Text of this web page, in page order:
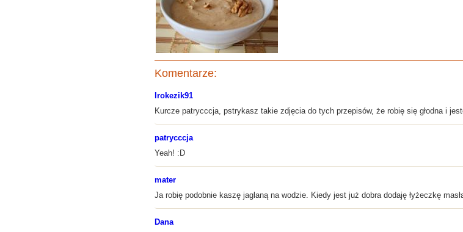
Komentarze:
Irokezik91
Kurcze patrycccja, pstrykasz takie zdjęcia do tych przepisów, że robię się głodna i
patrycccja
Yeah! :D
mater
Ja robię podobnie kaszę jaglaną na wodzie. Kiedy jest już dobra dodaję łyżeczkę
Dana